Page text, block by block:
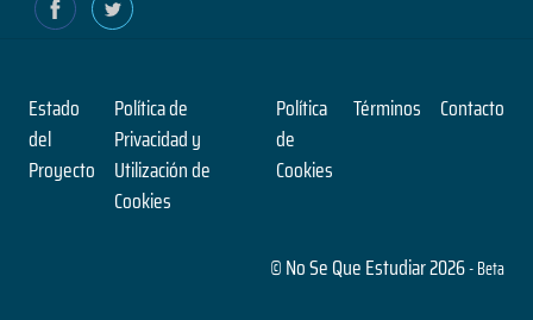
Estado
del
Proyecto
Política de
Privacidad y
Utilización de
Cookies
Política
de
Cookies
Términos Contacto
© No Se Que Estudiar 2026- Beta